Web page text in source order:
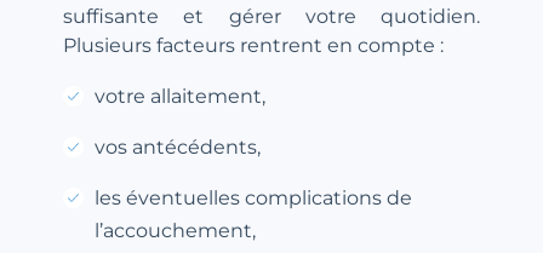
suffisante et gérer votre quotidien.
Plusieurs facteurs rentrent en compte :
votre allaitement,
vos antécédents,
les éventuelles complications de
l’accouchement,